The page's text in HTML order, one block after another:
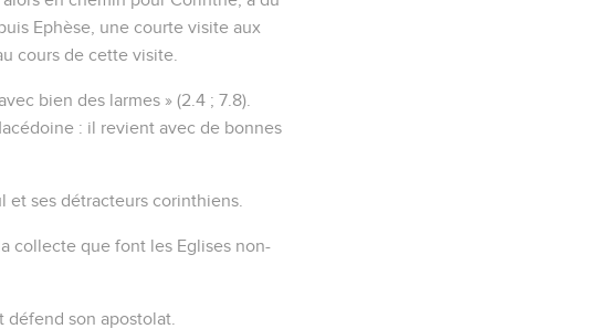
Ephèse, une courte visite aux
cours de cette visite.
bien des larmes » (2.4 ; 7.8).
: il revient avec de bonnes
et ses détracteurs corinthiens.
collecte que font les Eglises non-
défend son apostolat.